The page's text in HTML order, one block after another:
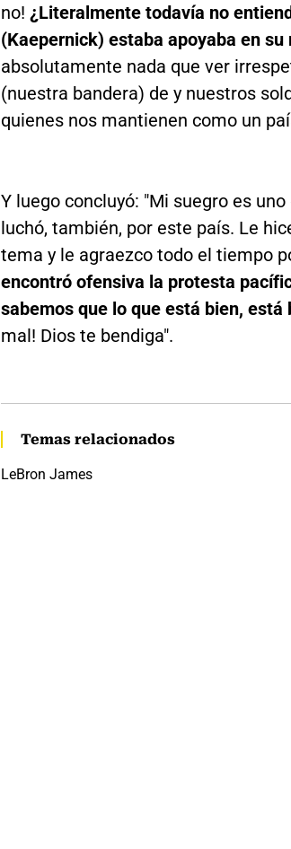
no! ¿Literalmente todavía no
(Kaepernick) estaba apoyaba en su
absolutamente nada que ver
(nuestra bandera) de y nuestros
quienes nos mantienen como un
Y luego concluyó: "Mi suegro es
luchó, también, por este país. Le
tema y le agraezco todo el tiempo
encontró ofensiva la protesta
sabemos que lo que está bien, está
mal! Dios te bendiga".
Temas relacionados
LeBron James